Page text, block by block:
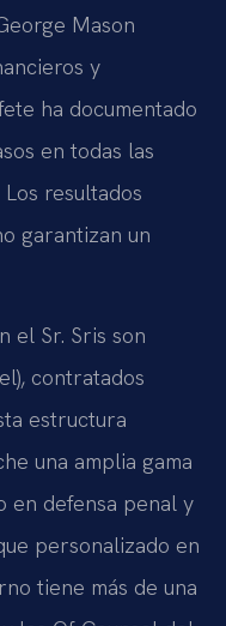
Mason
y
ha documentado
en todas las
resultados
garantizan un
el Sr. Sris son
contratados
estructura
una amplia gama
en defensa penal y
personalizado en
tiene más de una